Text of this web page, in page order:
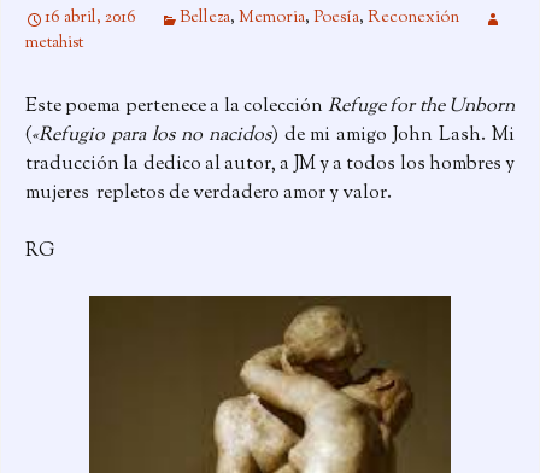
16 abril, 2016 Belleza, Memoria, Poesía, Reconexión
metahist
Este poema pertenece a la colección Refuge for the Unborn
(«Refugio para los no nacidos) de mi amigo John Lash. Mi
traducción la dedico al autor, a JM y a todos los hombres y
mujeres repletos de verdadero amor y valor.
RG